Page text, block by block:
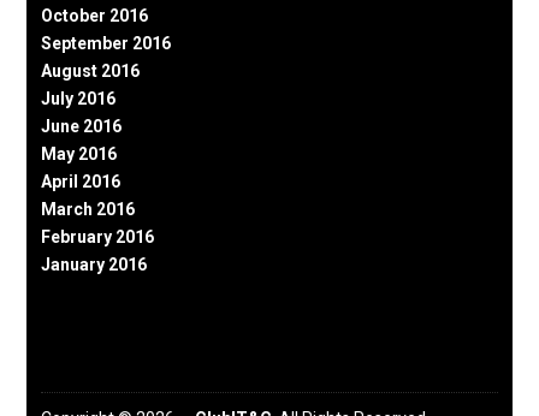
October 2016
September 2016
August 2016
July 2016
June 2016
May 2016
April 2016
March 2016
February 2016
January 2016